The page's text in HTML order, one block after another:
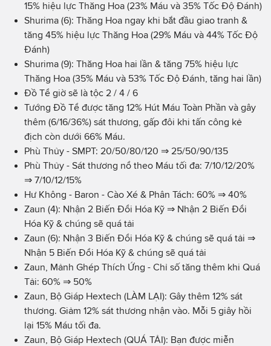
15% hiệu lực Thăng Hoa (23% Máu và 35% Tốc Độ Đánh)
Shurima (6): Thăng Hoa ngay khi bắt đầu giao tranh &
tăng 45% hiệu lực Thăng Hoa (29% Máu và 44% Tốc Độ
Đánh)
Shurima (9): Thăng Hoa hai lần & tăng 75% hiệu lực
Thăng Hoa (35% Máu và 53% Tốc Độ Đánh, tăng hai lần)
Đồ Tể giờ sẽ là tộc 2 / 4 / 6
Tướng Đồ Tể được tăng 12% Hút Máu Toàn Phần và gây
thêm (6/16/36%) sát thương, gấp đôi khi tấn công kẻ
địch còn dưới 66% Máu.
Phù Thủy - SMPT: 20/50/80/120 ⇒ 25/50/90/135
Phù Thủy - Sát thương nổ theo Máu tối đa: 7/10/12/20%
⇒ 7/10/12/15%
Hư Không - Baron - Cào Xé & Phân Tách: 60% ⇒ 40%
Zaun (4): Nhận 2 Biến Đổi Hóa Kỹ ⇒ Nhận 2 Biến Đổi
Hóa Kỹ & chúng sẽ quá tải
Zaun (6): Nhận 3 Biến Đổi Hóa Kỹ & chúng sẽ quá tải ⇒
Nhận 5 Biến Đổi Hóa Kỹ & chúng sẽ quá tải
Zaun, Mảnh Ghép Thích Ứng - Chỉ số tăng thêm khi Quá
Tải: 60% ⇒ 50%
Zaun, Bộ Giáp Hextech (LÀM LẠI): Gây thêm 12% sát
thương. Giảm 12% sát thương nhận vào. Mỗi 5 giây hồi
lại 15% Máu tối đa.
Zaun, Bộ Giáp Hextech (QUÁ TẢI): Bạn được miễn